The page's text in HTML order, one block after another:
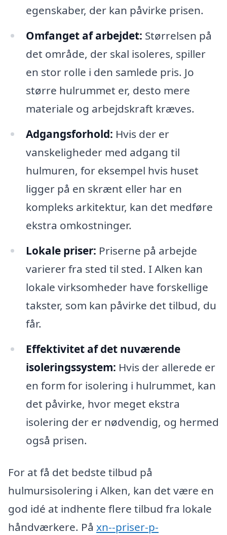
egenskaber, der kan påvirke prisen.
Omfanget af arbejdet: Størrelsen på
det område, der skal isoleres, spiller
en stor rolle i den samlede pris. Jo
større hulrummet er, desto mere
materiale og arbejdskraft kræves.
Adgangsforhold: Hvis der er
vanskeligheder med adgang til
hulmuren, for eksempel hvis huset
ligger på en skrænt eller har en
kompleks arkitektur, kan det medføre
ekstra omkostninger.
Lokale priser: Priserne på arbejde
varierer fra sted til sted. I Alken kan
lokale virksomheder have forskellige
takster, som kan påvirke det tilbud, du
får.
Effektivitet af det nuværende
isoleringssystem: Hvis der allerede er
en form for isolering i hulrummet, kan
det påvirke, hvor meget ekstra
isolering der er nødvendig, og hermed
også prisen.
For at få det bedste tilbud på
hulmursisolering i Alken, kan det være en
god idé at indhente flere tilbud fra lokale
håndværkere. På xn--priser-p-